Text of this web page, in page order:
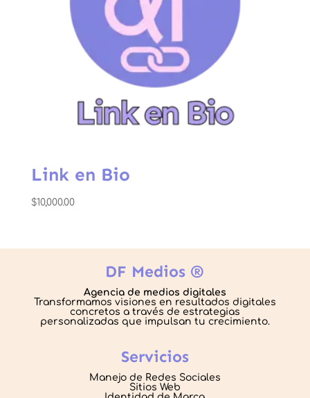
Link en Bio
$10,000.00
DF Medios ®
Agencia de medios digitales
Transformamos visiones en resultados digitales
concretos a través de estrategias
personalizadas que impulsan tu crecimiento.
Servicios
Manejo de Redes Sociales
Sitios Web